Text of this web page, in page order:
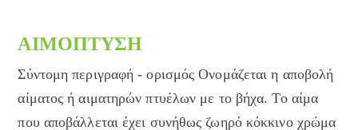
ΑΙΜΟΠΤΥΣΗ
Σύντομη περιγραφή - ορισμός Ονομάζεται η αποβολή
αίματος ή αιματηρών πτυέλων με το βήχα. Το αίμα
που αποβάλλεται έχει συνήθως ζωηρό κόκκινο χρώμα